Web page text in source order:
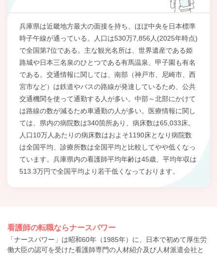
兵庫県は近畿地方最大の面接を持ち、ほぼ中央を日本標準
時子午線が通っている。人口は530万7,856人(2025年時点)
で全国第7位である。主な観光名所は、世界遺産である姫
路城や日本三名泉のひとつである有馬温泉、甲子園も有名
である。交通情報に関しては、南部（神戸市、尼崎市、西
宮市など）は鉄道やバスの路線が発達しているため、公共
交通機関を使って通勤する人が多い。中部～北部にかけて
は路線の数が減るため車通勤の人が多い。医療情報に関し
ては、県内の病院数は340箇所あり、病床数は65,033床。
人口10万人あたりの病床数はおよそ1190床となり病院数
は全国平均、診療所数は全国平均と比較してやや低くなっ
ています。兵庫県内の看護師平均年齢は45歳、平均年収は
513.3万円で全国平均より若干低くなっております。
看護師の転職ならナースパワー
「ナースパワー」は昭和60年（1985年）に、日本で初めて厚生労
働大臣の認可を受けた看護師専門の人材紹介及び人材派遣会社と